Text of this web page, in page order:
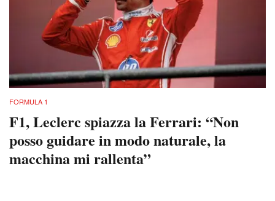
FORMULA 1
F1, Leclerc spiazza la Ferrari: “Non
posso guidare in modo naturale, la
macchina mi rallenta”